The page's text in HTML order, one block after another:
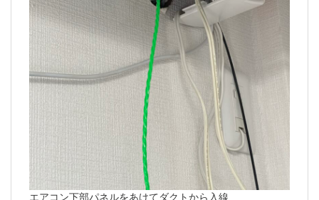
エアコン下部パネルをあけてダクトから入線